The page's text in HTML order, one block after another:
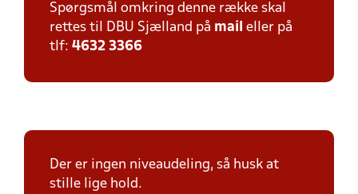
Spørgsmål omkring denne række skal
rettes til DBU Sjælland på mail eller på
tlf: 4632 3366
Der er ingen niveaudeling, så husk at
stille lige hold.